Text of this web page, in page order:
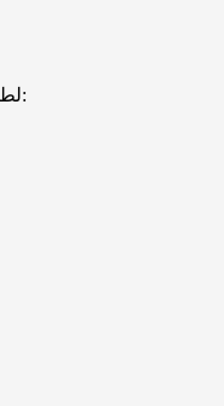
لطفا پاسخ را به عدد انگلیسی وارد کنید: